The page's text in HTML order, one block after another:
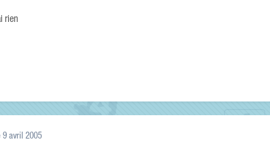
rien
9 avril 2005